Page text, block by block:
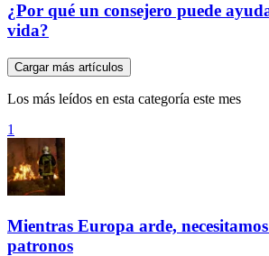
¿Por qué un consejero puede
vida?
Cargar más artículos
Los más leídos en esta categoría este mes
1
Mientras Europa arde, necesitamos
patronos